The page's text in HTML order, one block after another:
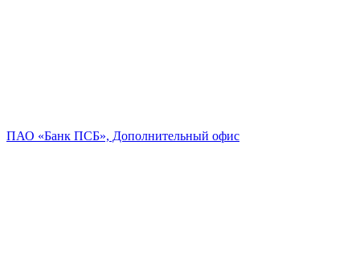
ПАО «Банк ПСБ», Дополнительный офис